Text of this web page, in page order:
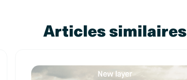
Articles similaires